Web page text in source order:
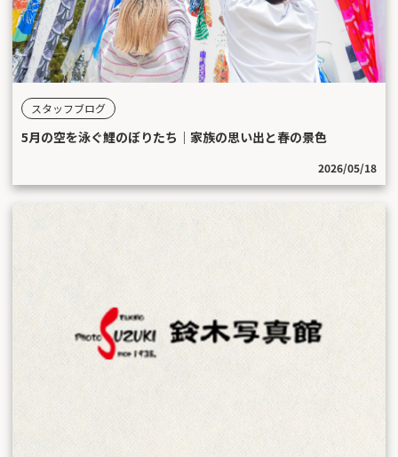
スタッフブログ
5月の空を泳ぐ鯉のぼりたち｜家族の思い出と春の景色
2026/05/18